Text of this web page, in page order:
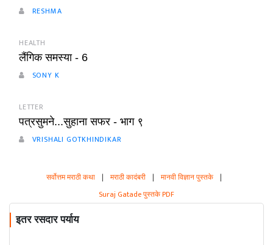
RESHMA
HEALTH
लैंगिक समस्या - 6
SONY K
LETTER
पत्रसुमने...सुहाना सफर - भाग ९
VRISHALI GOTKHINDIKAR
सर्वोत्तम मराठी कथा | मराठी कादंबरी | मानवी विज्ञान पुस्तके |
Suraj Gatade पुस्तके PDF
इतर रसदार पर्याय